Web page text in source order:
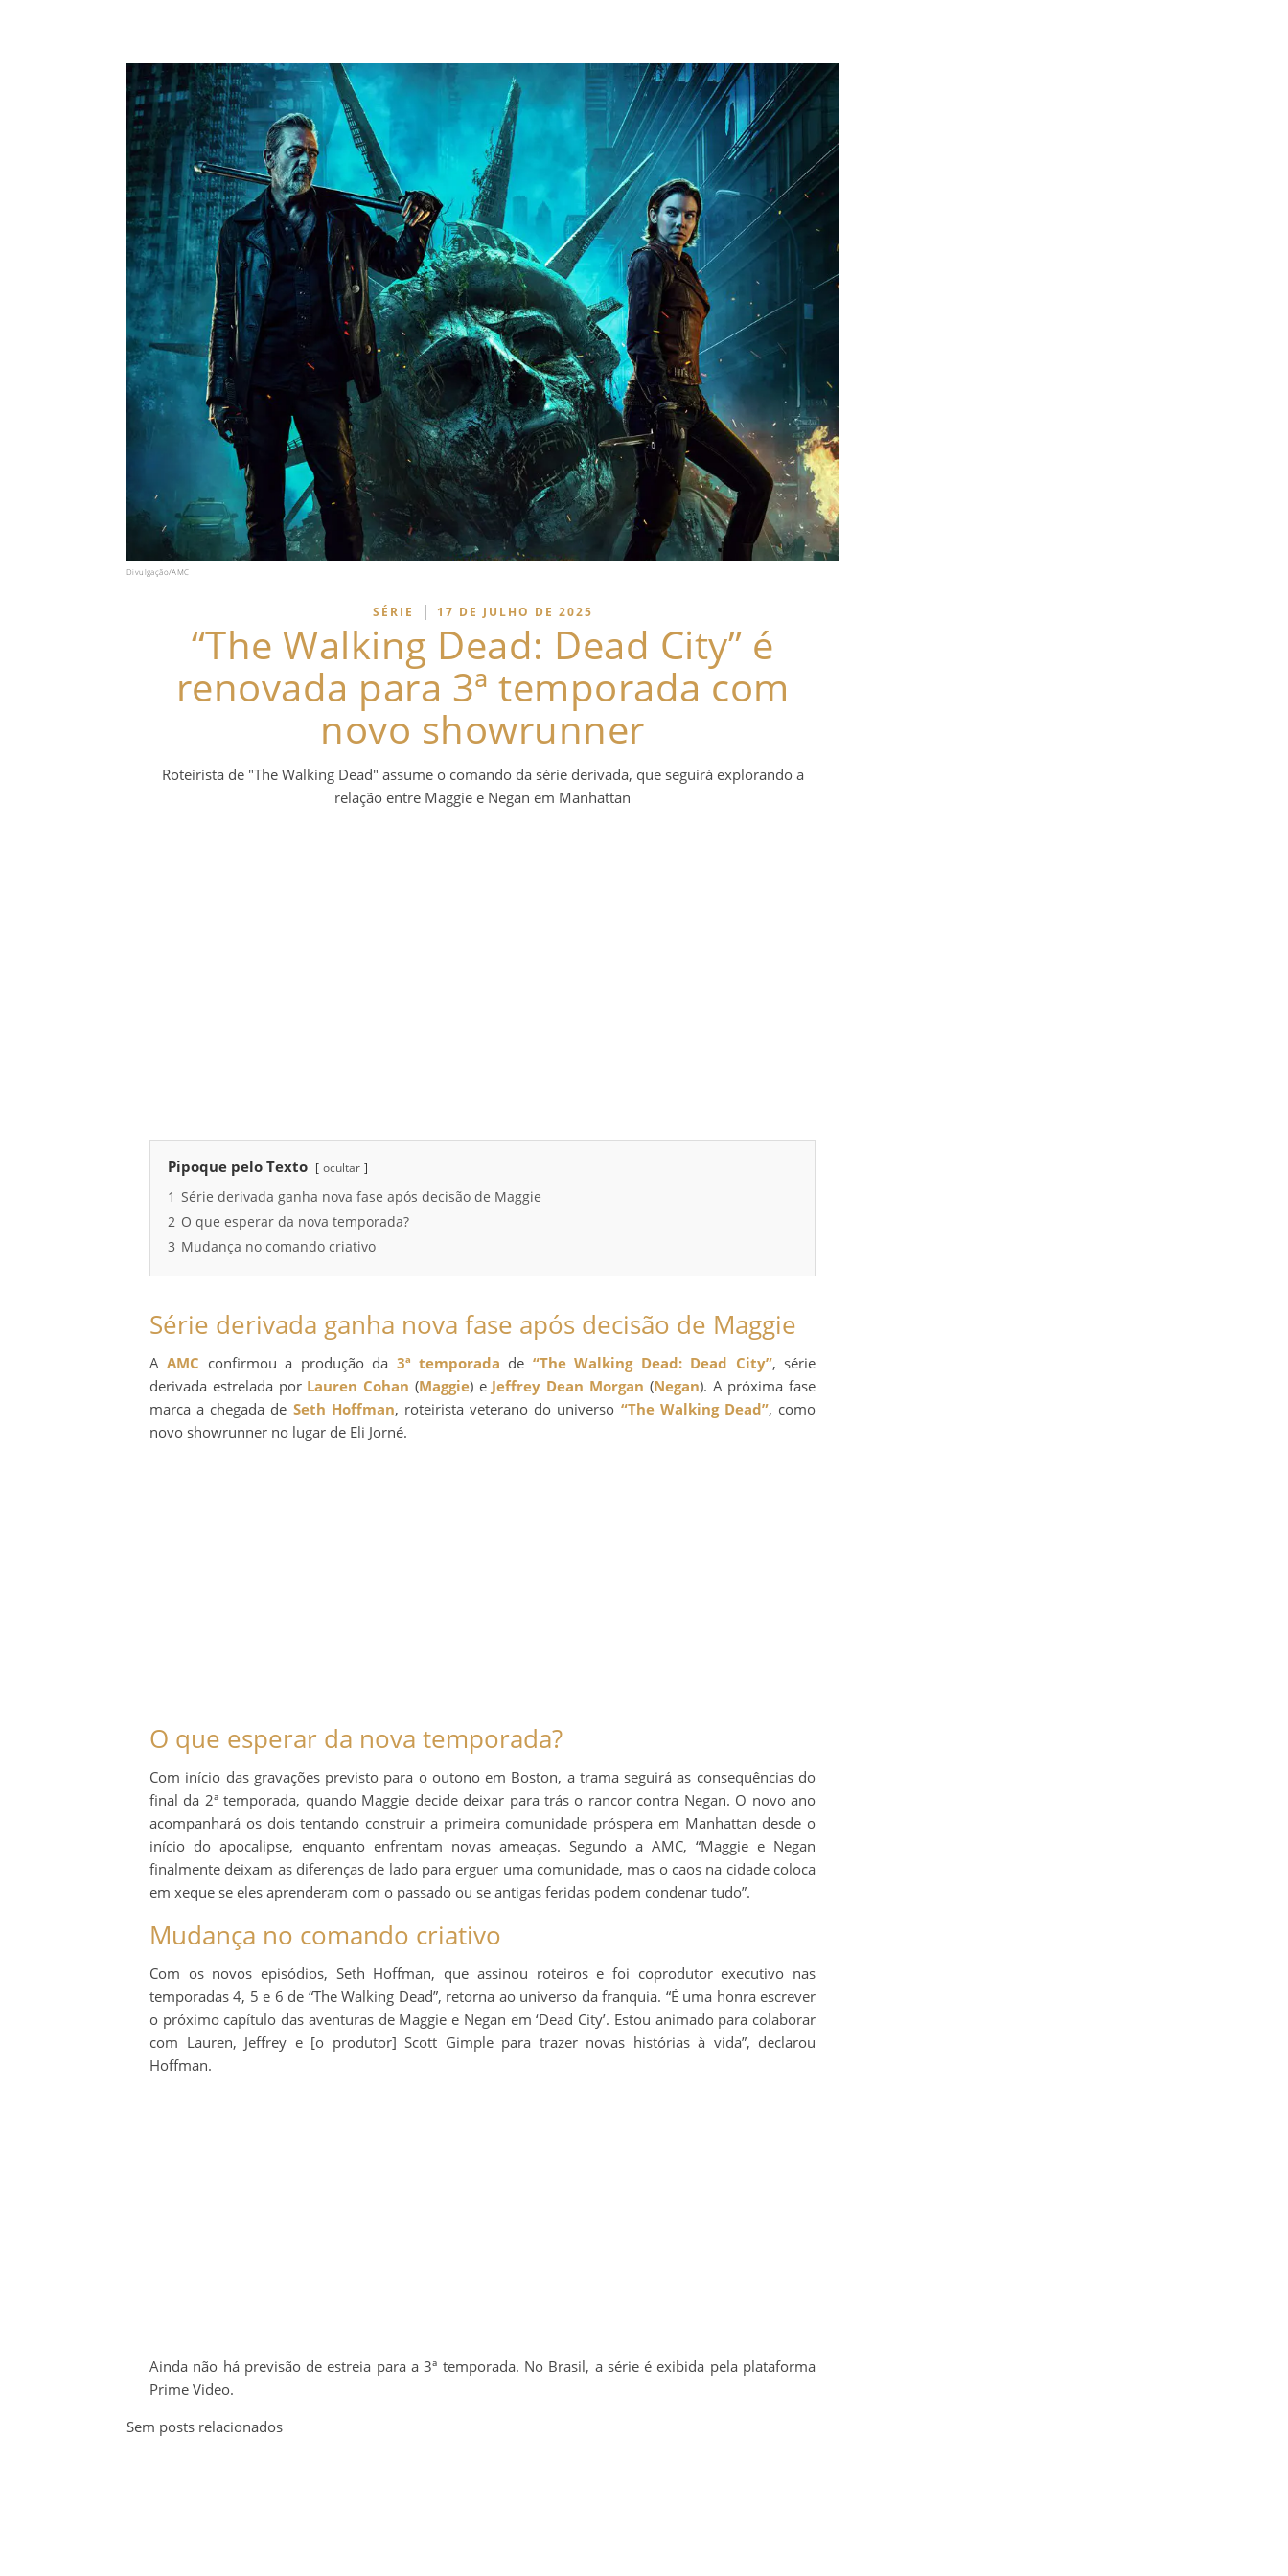
Divulgação/AMC
SÉRIE | 17 DE JULHO DE 2025
“The Walking Dead: Dead City” é
renovada para 3ª temporada com
novo showrunner
Roteirista de "The Walking Dead" assume o comando da série derivada, que seguirá explorando a
relação entre Maggie e Negan em Manhattan
Pipoque pelo Texto ocultar
1 Série derivada ganha nova fase após decisão de Maggie
2 O que esperar da nova temporada?
3 Mudança no comando criativo
Série derivada ganha nova fase após decisão de Maggie
AAMC confirmou a produção da 3ª temporada de “The Walking Dead: Dead City”, série
derivada estrelada por Lauren Cohan (Maggie) e Jeffrey Dean Morgan (Negan). A próxima fase
marca a chegada de Seth Hoffman, roteirista veterano do universo “The Walking Dead”, como
novo showrunner no lugar de Eli Jorné.
O que esperar da nova temporada?
Com início das gravações previsto para o outono em Boston, a trama seguirá as consequências do
final da 2ª temporada, quando Maggie decide deixar para trás o rancor contra Negan. O novo ano
acompanhará os dois tentando construir a primeira comunidade próspera em Manhattan desde o
início do apocalipse, enquanto enfrentam novas ameaças. Segundo a AMC, “Maggie e Negan
finalmente deixam as diferenças de lado para erguer uma comunidade, mas o caos na cidade coloca
em xeque se eles aprenderam com o passado ou se antigas feridas podem condenar tudo”.
Mudança no comando criativo
Com os novos episódios, Seth Hoffman, que assinou roteiros e foi coprodutor executivo nas
temporadas 4, 5 e 6 de “The Walking Dead”, retorna ao universo da franquia. “É uma honra escrever
o próximo capítulo das aventuras de Maggie e Negan em ‘Dead City’. Estou animado para colaborar
com Lauren, Jeffrey e [o produtor] Scott Gimple para trazer novas histórias à vida”, declarou
Hoffman.
Ainda não há previsão de estreia para a 3ª temporada. No Brasil, a série é exibida pela plataforma
Prime Video.
Sem posts relacionados